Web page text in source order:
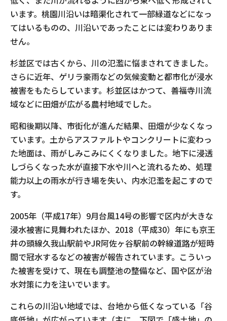
います。桃園川沿いは暗渠化されて一部緑道などになっ
てはいるものの、川沿いであったことには変わりありま
せん。
杉並区では古くから、川の氾濫に悩まされてきました。
さらに近年、ゲリラ豪雨などの気候変動と都市化が浸水
被害をもたらしています。杉並区はかつて、善福寺川流
域などに田畑が広がる農村地域でした。
昭和後期以降、市街化が進んだ結果、田畑が少なくなっ
ています。土からアスファルトやコンクリートに変わっ
た地面は、雨がしみこみにくくなりました。地下に浸透
しづらくなった水が直接下水や川へと流れるため、処理
能力以上の雨水が行き場を失い、内水氾濫を起こすので
す。
2005年（平成17年）9月台風14号の影響で区内が大きな
浸水被害に見舞われたほか、2018（平成30）年にも京王
井の頭線久我山駅前やJR阿佐ヶ谷駅前の幹線道路が短時
間で冠水するなどの被害が報告されています。こういっ
た被害を受けて、現在も調整池の整備など、国や区が治
水対策に力を注いでいます。
これらの川沿い地域では、台地から低くなっている「谷